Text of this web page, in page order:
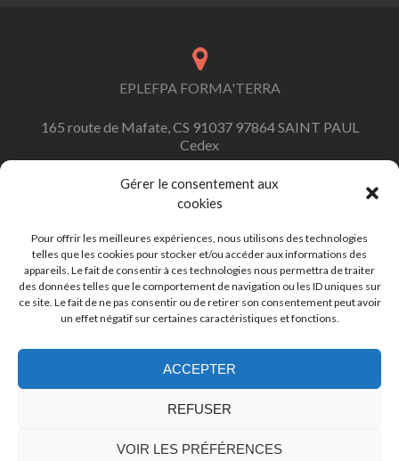
Gérer le consentement aux
cookies
Pour offrir les meilleures expériences, nous utilisons des technologies
telles que les cookies pour stocker et/ou accéder aux informations des
appareils. Le fait de consentir à ces technologies nous permettra de traiter
des données telles que le comportement de navigation ou les ID uniques sur
ce site. Le fait de ne pas consentir ou de retirer son consentement peut avoir
un effet négatif sur certaines caractéristiques et fonctions.
ACCEPTER
REFUSER
VOIR LES PRÉFÉRENCES
EPLEFPA FORMA'TERRA
165 route de Mafate, CS 91037 97864 SAINT PAUL
Cedex
+262 (0)262 45 92 92
© Copyright 2019-2020 FORMA'TERRA |
Politique de confidantilatité|Politique des